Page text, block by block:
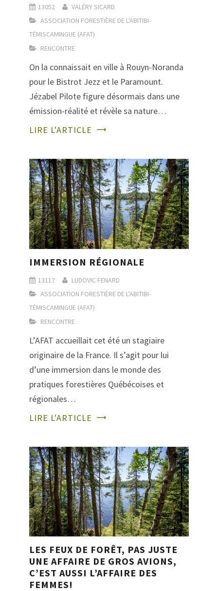
13052
VALÉRY SICARD
ASSOCIATION FORESTIÈRE DE L'ABITIBI-
TÉMISCAMINGUE (AFAT)
RENCONTRE
On la connaissait en ville à Rouyn-Noranda
pour le Bistrot Jezz et le Paramount.
Jézabel Pilote figure désormais dans une
émission-réalité et révèle sa nature…
LIRE L'ARTICLE
IMMERSION RÉGIONALE
13117
LUDOVIC FENARD
ASSOCIATION FORESTIÈRE DE L'ABITIBI-
TÉMISCAMINGUE (AFAT)
RENCONTRE
L’AFAT accueillait cet été un stagiaire
originaire de la France. Il s’agit pour lui
d’une immersion dans le monde des
pratiques forestières Québécoises et
régionales…
LIRE L'ARTICLE
LES FEUX DE FORÊT, PAS JUSTE
UNE AFFAIRE DE GROS AVIONS,
C’EST AUSSI L’AFFAIRE DES
FEMMES!